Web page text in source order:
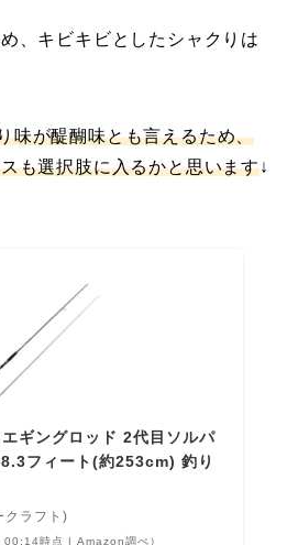
、キビキビとしたシャクりは
味が醍醐味とも言えるため、
も選択肢に入るかと思います↓
ギングロッド 2代目ソルパ
フィート(約253cm) 釣り
ラフト)
00:14時点 | Amazon調べ）